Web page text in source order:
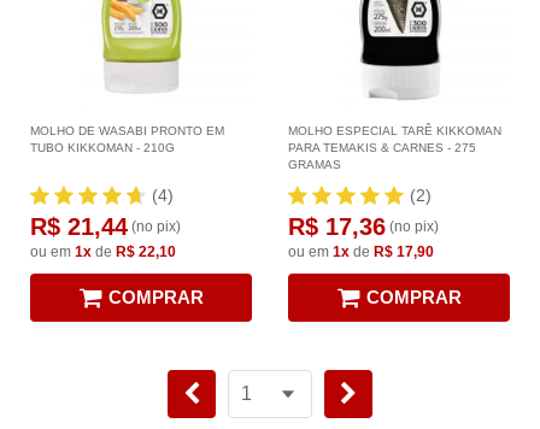
MOLHO DE WASABI PRONTO EM
TUBO KIKKOMAN - 210G
(4)
R$ 21,44 (no pix)
ou em 1x de R$ 22,10
COMPRAR
MOLHO ESPECIAL TARÊ KIKKOMAN
PARA TEMAKIS & CARNES - 275
GRAMAS
(2)
R$ 17,36 (no pix)
ou em 1x de R$ 17,90
COMPRAR